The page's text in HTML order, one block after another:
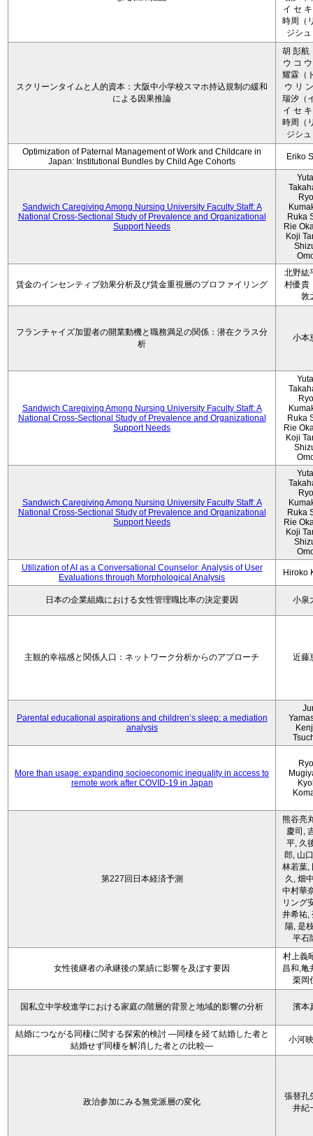
イ セ
時周（
ジシ
スクリーンタイムと人的資本：大阪中小学校スマホ持込規制の緩和
による因果推論
胡 彭航
ウ コ
耀霖（
ウ リ
瑞汐（
イ セ
時周（
ジシ
Optimization of Paternal Management of Work and Childcare in
Japan: Institutional Bundles by Child Age Cohorts
Eriko
Sandwich Caregiving Among Nursing University Faculty Staff: A
National Cross-Sectional Study of Prevalence and Organizational
Support Needs
Ruka
Rie
Koji
賃金のインセンティブ効果分析及び賃金重視層のプロファイリング
北野紘
村優貴
敦
フランチャイズ加盟者の開業動機と職務満足の関係：潜在クラス分
析
小本
Sandwich Caregiving Among Nursing University Faculty Staff: A
National Cross-Sectional Study of Prevalence and Organizational
Support Needs
Ruka
Rie
Koji
Sandwich Caregiving Among Nursing University Faculty Staff: A
National Cross-Sectional Study of Prevalence and Organizational
Support Needs
Ruka
Rie
Koji
Utilization of AI as a Conversational Counselor: Analysis of User
Evaluations through Morphological Analysis
Hiroko
日本の企業組織における女性管理職比率の決定要因 小泉
主観的幸福感と関係人口：ネットワーク分析からのアプローチ 近藤
Parental educational aspirations and children’s sleep: a mediation
analysis
More than usage: expanding socioeconomic inequality in access to
remote work after COVID-19 in Japan
第227回日本経済予測
熊谷亮
慶司,
平, 久
郎, 山
林若葉,
久, 畑
中村華
リング
井希祐,
陽, 是
平石
女性後継者の承継後の業績に影響を及ぼす要因
村上義
昌和,亀
栗岡
国私立中学校進学における家庭の階層的背景と地域的影響の分析 濱本
結婚につながる同棲に関する探索的検討 ―同棲を経て結婚した者と
結婚せず同棲を解消した者との比較―
小河
政治参加にみる無党派層の変化
張替孔
井紀